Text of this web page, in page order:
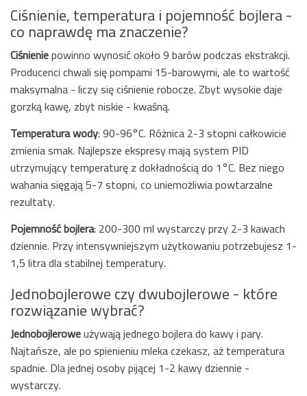
Ciśnienie, temperatura i pojemność bojlera -
co naprawdę ma znaczenie?
Ciśnieniepowinno wynosić około 9 barów podczas ekstrakcji.
Producenci chwali się pompami 15-barowymi, ale to wartość
maksymalna - liczy się ciśnienie robocze. Zbyt wysokie daje
gorzką kawę, zbyt niskie - kwaśną.
Temperatura wody: 90-96°C. Różnica 2-3 stopni całkowicie
zmienia smak. Najlepsze ekspresy mają system PID
utrzymujący temperaturę z dokładnością do 1°C. Bez niego
wahania sięgają 5-7 stopni, co uniemożliwia powtarzalne
rezultaty.
Pojemność bojlera: 200-300 ml wystarczy przy 2-3 kawach
dziennie. Przy intensywniejszym użytkowaniu potrzebujesz 1-
1,5 litra dla stabilnej temperatury.
Jednobojlerowe czy dwubojlerowe - które
rozwiązanie wybrać?
Jednobojleroweużywają jednego bojlera do kawy i pary.
Najtańsze, ale po spienieniu mleka czekasz, aż temperatura
spadnie. Dla jednej osoby pijącej 1-2 kawy dziennie -
wystarczy.